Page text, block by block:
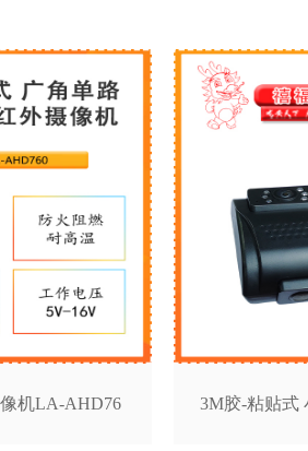
机LA-AHD76 3M胶-粘贴式